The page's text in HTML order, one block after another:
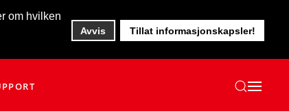
om hvilken
Avvis Tillat informasjonskapsler!